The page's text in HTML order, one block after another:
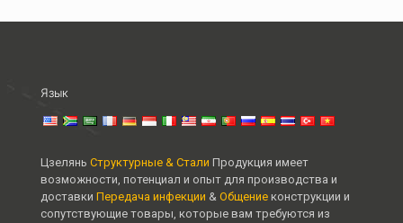
Язык
Цзелянь Структурные & Стали Продукция имеет
возможности, потенциал и опыт для производства и
доставки Передача инфекции & Общение конструкции и
сопутствующие товары, которые вам требуются из